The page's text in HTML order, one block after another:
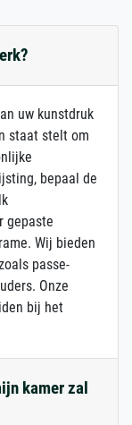
uw kunstdruk
staat stelt om
bepaal de
gepaste
Wij bieden
passe-
Onze
bij het
kamer zal